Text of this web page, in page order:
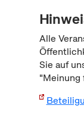
Alle
Sie auf
"Meinung